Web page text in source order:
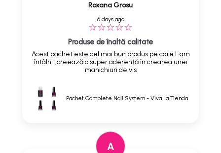
Roxana Grosu
6 days ago
Produse de înaltă calitate
Acest pachet este cel mai bun produs pe care l-am
întâlnit,creează o super aderență în crearea unei
manichiuri de vis
Pachet Complete Nail System - Viva La Tienda
A